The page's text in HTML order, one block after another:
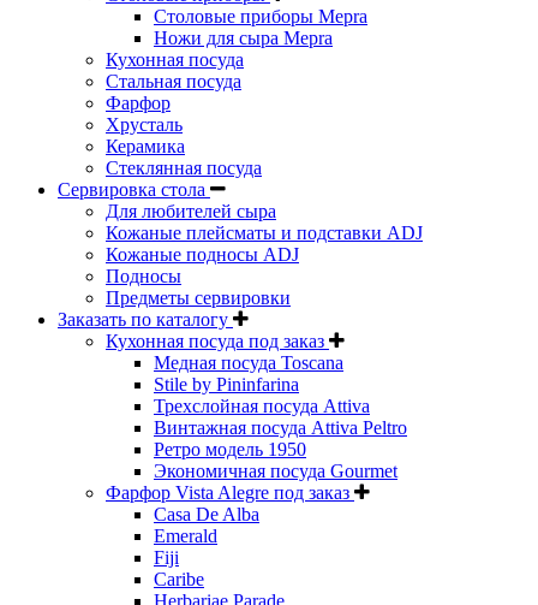
Столовые приборы Mepra
Ножи для сыра Mepra
Кухонная посуда
Стальная посуда
Фарфор
Хрусталь
Керамика
Стеклянная посуда
Сервировка стола
Для любителей сыра
Кожаные плейсматы и подставки ADJ
Кожаные подносы ADJ
Подносы
Предметы сервировки
Заказать по каталогу
Кухонная посуда под заказ
Медная посуда Toscana
Stile by Pininfarina
Трехслойная посуда Attiva
Винтажная посуда Attiva Peltro
Ретро модель 1950
Экономичная посуда Gourmet
Фарфор Vista Alegre под заказ
Casa De Alba
Emerald
Fiji
Caribe
Herbariae Parade